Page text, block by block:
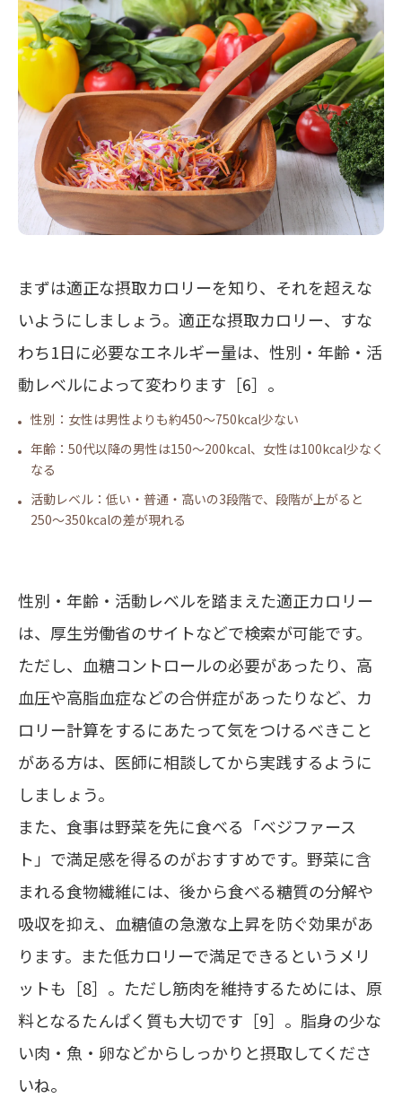
まずは適正な摂取カロリーを知り、それを超えな
いようにしましょう。適正な摂取カロリー、すな
わち1日に必要なエネルギー量は、性別・年齢・活
動レベルによって変わります［6］。
性別：女性は男性よりも約450～750kcal少ない
年齢：50代以降の男性は150～200kcal、女性は100kcal少なく
なる
活動レベル：低い・普通・高いの3段階で、段階が上がると
250～350kcalの差が現れる
性別・年齢・活動レベルを踏まえた適正カロリー
は、厚生労働省のサイトなどで検索が可能です。
ただし、血糖コントロールの必要があったり、高
血圧や高脂血症などの合併症があったりなど、カ
ロリー計算をするにあたって気をつけるべきこと
がある方は、医師に相談してから実践するように
しましょう。
また、食事は野菜を先に食べる 「ベジファース
ト」で満足感を得るのがおすすめです。野菜に含
まれる食物繊維には、後から食べる糖質の分解や
吸収を抑え、血糖値の急激な上昇を防ぐ効果があ
ります。また低カロリーで満足できるというメリ
ットも［8］。ただし筋肉を維持するためには、原
料となるたんぱく質も大切です［9］。脂身の少な
い肉・魚・卵などからしっかりと摂取してくださ
いね。